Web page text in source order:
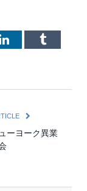
LinkedInTumblr
ーヨーク異業